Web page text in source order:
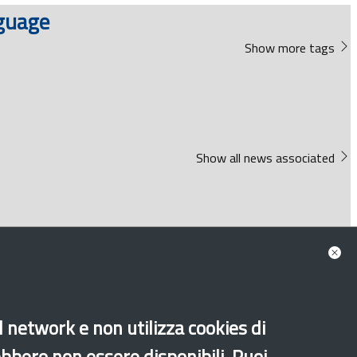
Show more tags
Show all news associated
e non utilizza cookies di